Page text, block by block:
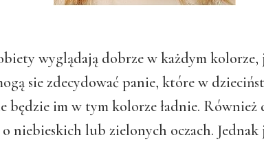
wyglądają dobrze w każdym kolorze,
sie zdecydować panie, które w
będzie im w tym kolorze ładnie. Również
o niebieskich lub zielonych oczach.